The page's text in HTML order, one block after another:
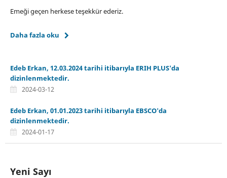
Emeği geçen herkese teşekkür ederiz.
Daha fazla oku
Edeb Erkan, 12.03.2024 tarihi itibarıyla ERIH PLUS'da
dizinlenmektedir.
2024-03-12
Edeb Erkan, 01.01.2023 tarihi itibarıyla EBSCO'da
dizinlenmektedir.
2024-01-17
Yeni Sayı